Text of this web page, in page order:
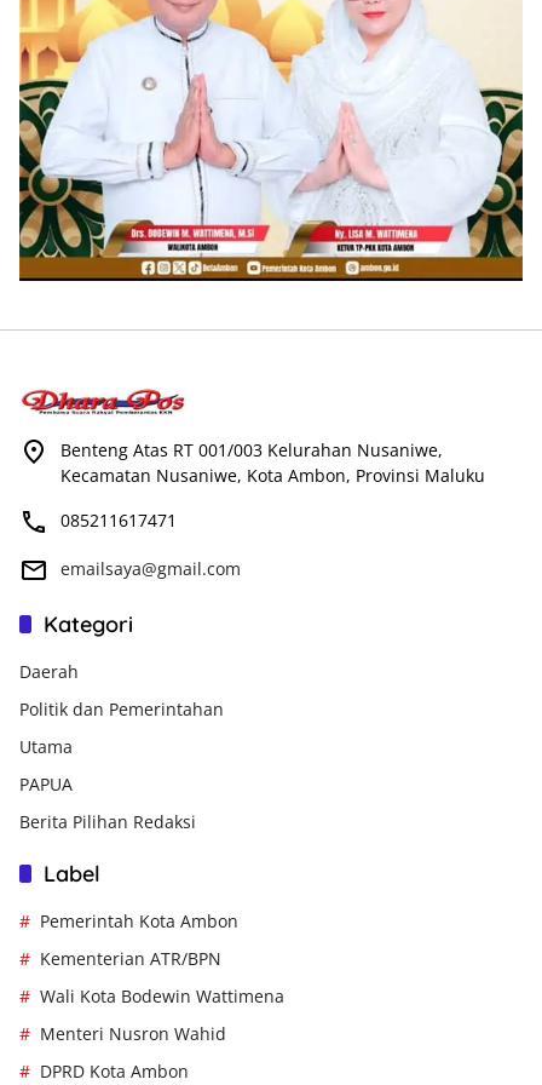
Benteng Atas RT 001/003 Kelurahan Nusaniwe,
Kecamatan Nusaniwe, Kota Ambon, Provinsi Maluku
085211617471
emailsaya@gmail.com
Kategori
Daerah
Politik dan Pemerintahan
Utama
PAPUA
Berita Pilihan Redaksi
Label
Pemerintah Kota Ambon
Kementerian ATR/BPN
Wali Kota Bodewin Wattimena
Menteri Nusron Wahid
DPRD Kota Ambon